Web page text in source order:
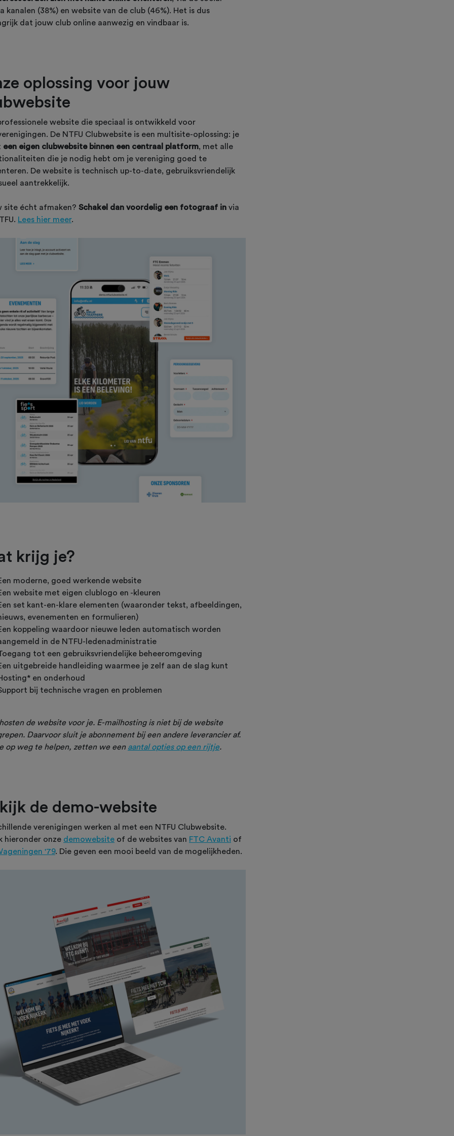
kanalen (38%) en website van de club (46%). Het is dus
dat jouw club online aanwezig en vindbaar is.
oplossing voor jouw
website die speciaal is ontwikkeld voor
De NTFU Clubwebsite is een multisite-oplossing: je
een eigen clubwebsite binnen een centraal platform, met alle
die je nodig hebt om je vereniging goed te
De website is technisch up-to-date, gebruiksvriendelijk
aantrekkelijk.
site écht afmaken? Schakel dan voordelig een fotograaf in via
Lees hier meer.
krijg je?
moderne, goed werkende website
website met eigen clublogo en -kleuren
set kant-en-klare elementen (waaronder tekst, afbeeldingen,
evenementen en formulieren)
koppeling waardoor nieuwe leden automatisch worden
in de NTFU-ledenadministratie
tot een gebruiksvriendelijke beheeromgeving
uitgebreide handleiding waarmee je zelf aan de slag kunt
en onderhoud
bij technische vragen en problemen
de website voor je. E-mailhosting is niet bij de website
Daarvoor sluit je abonnement bij een andere leverancier af.
op weg te helpen, zetten we een aantal opties op een rijtje.
de demo-website
verenigingen werken al met een NTFU Clubwebsite.
hieronder onze demowebsite of de websites van FTC Avanti of
'79. Die geven een mooi beeld van de mogelijkheden.